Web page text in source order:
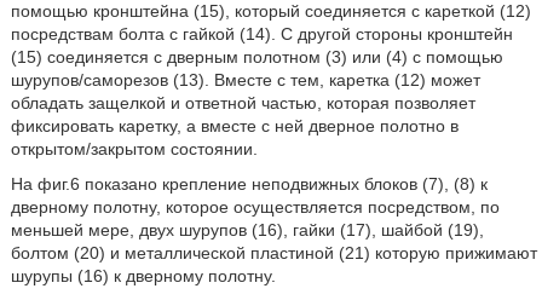
помощью кронштейна (15), который соединяется с кареткой (12)
посредствам болта с гайкой (14). С другой стороны кронштейн
(15) соединяется с дверным полотном (3) или (4) с помощью
шурупов/саморезов (13). Вместе с тем, каретка (12) может
обладать защелкой и ответной частью, которая позволяет
фиксировать каретку, а вместе с ней дверное полотно в
открытом/закрытом состоянии.
На фиг.6 показано крепление неподвижных блоков (7), (8) к
дверному полотну, которое осуществляется посредством, по
меньшей мере, двух шурупов (16), гайки (17), шайбой (19),
болтом (20) и металлической пластиной (21) которую прижимают
шурупы (16) к дверному полотну.